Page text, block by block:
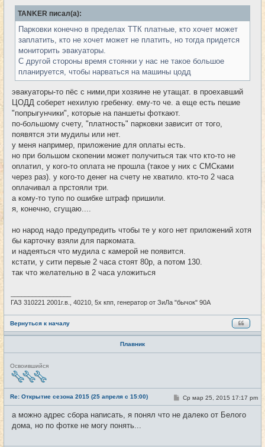
е
н
е
TANKER писал(а):
Парковки конечно в пределах ТТК платные, кто хочет может
заплатить, кто не хочет может не платить, но тогда придется
мониторить эвакуаторы.
С другой стороны время стоянки у нас не такое большое
планируется, чтобы нарваться на машины цодд
эвакуаторы-то пёс с ними,при хозяине не утащат. в проехавший
ЦОДД соберет нехилую гребенку. ему-то че. а еще есть пешие
"попрыгунчики", которые на паншеты фоткают.
по-большому счету, "платность" парковки зависит от того,
появятся эти мудилы или нет.
у меня например, приложение для оплаты есть.
но при большом скопении может получиться так что кто-то не
оплатил, у кого-то оплата не прошла (такое у них с СМСками
через раз). у кого-то денег на счету не хватило. кто-то 2 часа
оплачивал а прстояли три.
а кому-то тупо по ошибке штраф пришили.
я, конечно, сгущаю....
но народ надо предупредить чтобы те у кого нет приложений хотя
бы карточку взяли для паркомата.
и надеяться что мудила с камерой не появится.
кстати, у сити первые 2 часа стоят 80р, а потом 130.
так что желательно в 2 часа уложиться
ГАЗ 310221 2001г.в., 40210, 5х кпп, генератор от ЗиЛа "бычок" 90А
Вернуться к началу
Плавник
Н
е
в
т
и
Освоившийся
Re: Открытие сезона 2015 (25 апреля с 15:00) #13
С
о
б
Ср мар 25, 2015 17:17 pm
а можно адрес сбора написать, я понял что не далеко от Белого
дома, но по фотке не могу понять...